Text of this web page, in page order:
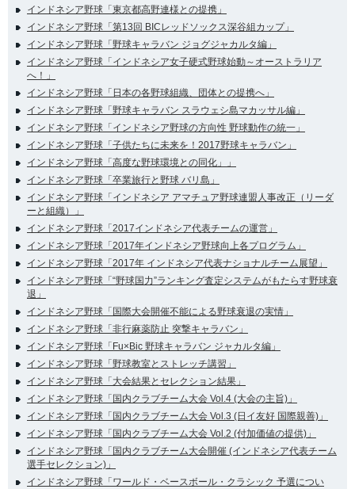
インドネシア野球「東京都高野連様との提携」
インドネシア野球「第13回 BICレッドソックス深谷組カップ」
インドネシア野球「野球キャラバン ジョグジャカルタ編」
インドネシア野球「インドネシア女子硬式野球始動～オーストラリア
へ！」
インドネシア野球「日本の各野球組織、団体との提携へ」
インドネシア野球「野球キャラバン スラウェシ島マカッサル編」
インドネシア野球「インドネシア野球の方向性 野球動作の統一」
インドネシア野球「子供たちに未来を！2017野球キャラバン」
インドネシア野球「高度な野球環境との同化」」
インドネシア野球「卒業旅行と野球 バリ島」
インドネシア野球「インドネシア アマチュア野球連盟人事改正（リーダ
ーと組織）」
インドネシア野球「2017インドネシア代表チームの運営」
インドネシア野球「2017年インドネシア野球向上各プログラム」
インドネシア野球「2017年 インドネシア代表ナショナルチーム展望」
インドネシア野球「“野球国力”ランキング査定システムがもたらす野球衰
退」
インドネシア野球「国際大会開催不能による野球衰退の実情」
インドネシア野球「非行麻薬防止 突撃キャラバン」
インドネシア野球「Fu×Bic 野球キャラバン ジャカルタ編」
インドネシア野球「野球教室とストレッチ講習」
インドネシア野球「大会結果とセレクション結果」
インドネシア野球「国内クラブチーム大会 Vol.4 (大会の主旨)」
インドネシア野球「国内クラブチーム大会 Vol.3 (日イ友好 国際親善)」
インドネシア野球「国内クラブチーム大会 Vol.2 (付加価値の提供)」
インドネシア野球「国内クラブチーム大会開催 (インドネシア代表チーム
選手セレクション)」
インドネシア野球「ワールド・ベースボール・クラシック 予選につい